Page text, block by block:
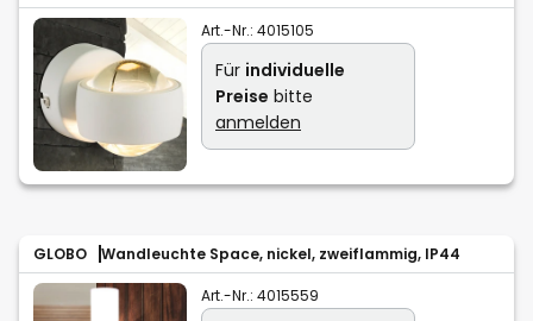
Art.-Nr.: 4015105
Für individuelle
Preise bitte
anmelden
GLOBO Wandleuchte Space, nickel, zweiflammig, IP44
Art.-Nr.: 4015559